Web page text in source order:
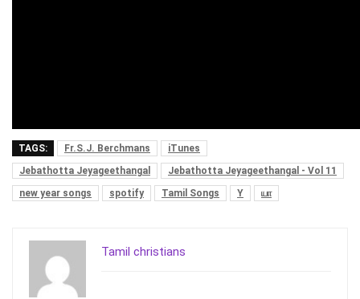
TAGS: Fr.S.J. Berchmans
iTunes
Jebathotta Jeyageethangal
Jebathotta Jeyageethangal - Vol 11
new year songs
spotify Tamil Songs Y யா
Tamil christians